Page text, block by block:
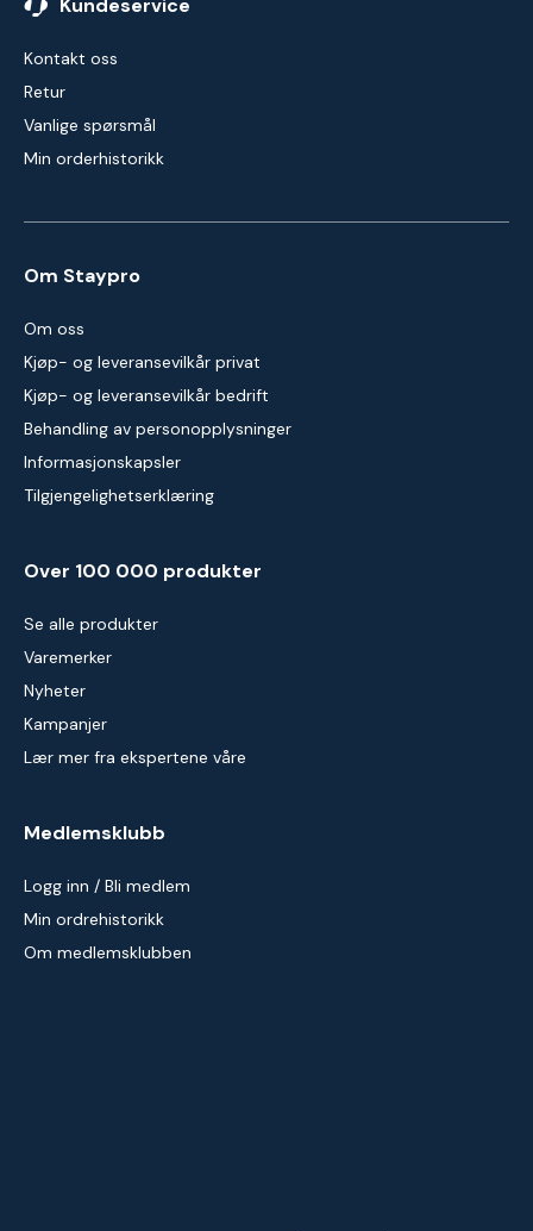
Kundeservice
Kontakt oss
Retur
Vanlige spørsmål
Min orderhistorikk
Om Staypro
Om oss
Kjøp- og leveransevilkår privat
Kjøp- og leveransevilkår bedrift
Behandling av personopplysninger
Informasjonskapsler
Tilgjengelighetserklæring
Over 100 000 produkter
Se alle produkter
Varemerker
Nyheter
Kampanjer
Lær mer fra ekspertene våre
Medlemsklubb
Logg inn / Bli medlem
Min ordrehistorikk
Om medlemsklubben